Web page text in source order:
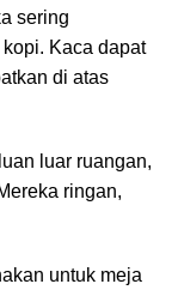
sering
Kaca dapat
di atas
luar ruangan,
ringan,
untuk meja